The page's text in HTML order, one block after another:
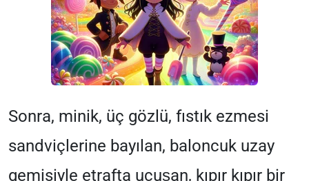
Sonra, minik, üç gözlü, fıstık ezmesi
sandviçlerine bayılan, baloncuk uzay
gemisiyle etrafta uçuşan, kıpır kıpır bir